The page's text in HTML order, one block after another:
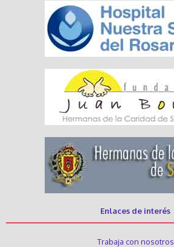
Enlaces de interés
Trabaja con nosotros